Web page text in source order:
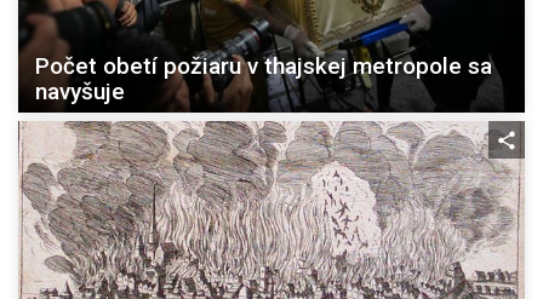
Počet obetí požiaru v thajskej metropole sa
navyšuje